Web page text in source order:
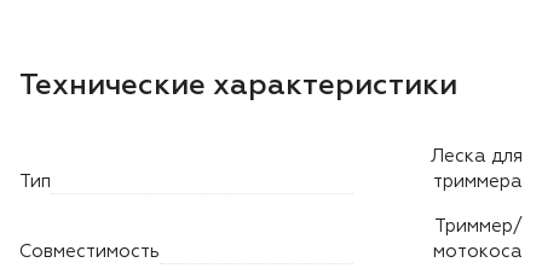
Станки заточные
Технические характеристики
Тип
Леска для
триммера
Совместимость
Триммер/
мотокоса